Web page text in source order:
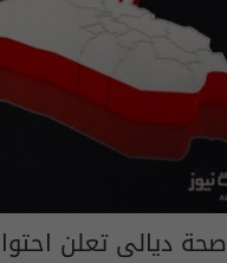
صحة ديالى تعلن